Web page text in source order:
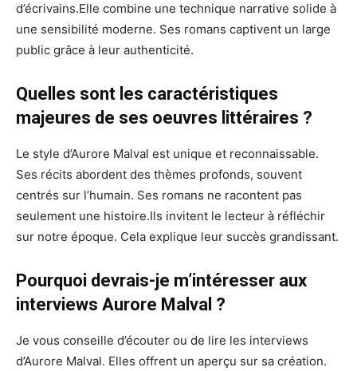
d’écrivains.Elle combine une technique narrative solide à
une sensibilité moderne. Ses romans captivent un large
public grâce à leur authenticité.
Quelles sont les caractéristiques
majeures de ses oeuvres littéraires ?
Le style d’Aurore Malval est unique et reconnaissable.
Ses récits abordent des thèmes profonds, souvent
centrés sur l’humain. Ses romans ne racontent pas
seulement une histoire.Ils invitent le lecteur à réfléchir
sur notre époque. Cela explique leur succès grandissant.
Pourquoi devrais-je m’intéresser aux
interviews Aurore Malval ?
Je vous conseille d’écouter ou de lire les interviews
d’Aurore Malval. Elles offrent un aperçu sur sa création.